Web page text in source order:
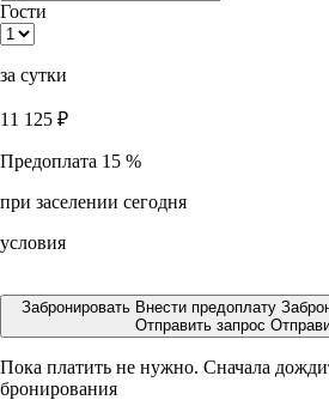
Гости
за сутки
11 125 ₽
Предоплата 15 %
при заселении сегодня
условия
Забронировать Внести предоплату
Отправить запрос
Пока платить не нужно. Сначала
бронирования